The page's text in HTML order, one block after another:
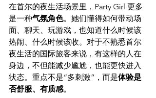
在首尔的夜生活场景里，Party Girl 更多
是一种气氛角色。她们懂得如何带动场
面、聊天、玩游戏，也知道什么时候该
热闹、什么时候该收。对于不熟悉首尔
夜生活的国际旅客来说，有这样的人在
身边，不但能减少尴尬，也能更快进入
状态。重点不是“多刺激”，而是体验是
否舒服、有质感。